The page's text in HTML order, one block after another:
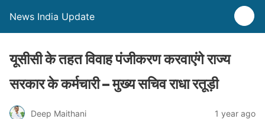
News India Update
यूसीसी के तहत विवाह पंजीकरण करवाएंगे राज्य
सरकार के कर्मचारी – मुख्य सचिव राधा रतूड़ी
Deep Maithani 1 year ago